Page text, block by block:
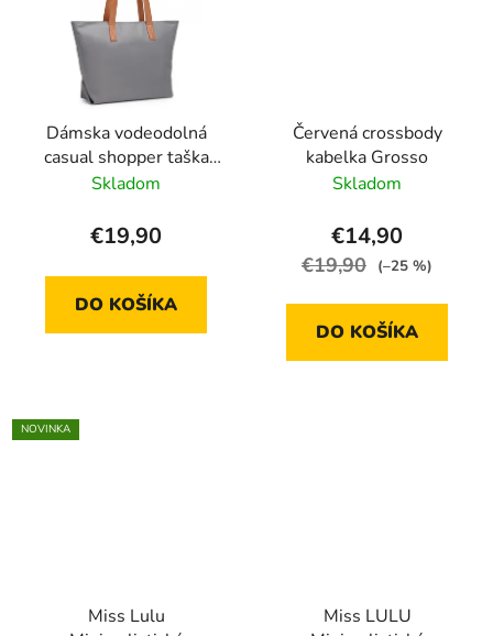
Dámska vodeodolná
casual shopper taška
LH2240- šedá - 14L
Skladom
€19,90
DO KOŠÍKA
Červená crossbody
kabelka Grosso
Skladom
€14,90
€19,90 (–25 %)
DO KOŠÍKA
NOVINKA
Miss Lulu
Miss LULU